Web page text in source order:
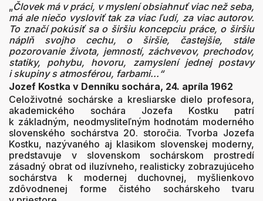
„Človek má v práci, v myslení obsiahnuť viac než seba,
má ale niečo vysloviť tak za viac ľudí, za viac autorov.
To značí pokúsiť sa o širšiu koncepciu práce, o širšiu
náplň svojho cechu, o širšie,
častejšie, stále
pozorovanie života, jemností, záchvevov, prechodov,
statiky,
pohybu, hovoru, zamyslení jednej postavy
i skupiny s atmosférou, farbami...“
Jozef Kostka v Denníku sochára, 24. apríla 1962
Celoživotné sochárske a kresliarske dielo profesora,
akademického sochára Jozefa Kostku patrí
k základným, neodmysliteľným hodnotám moderného
slovenského sochárstva 20. storočia. Tvorba Jozefa
Kostku, nazývaného aj klasikom slovenskej moderny,
predstavuje v slovenskom sochárskom prostredí
zásadný obrat od iluzívneho, realisticky zobrazujúceho
sochárstva k modernej duchovnej, myšlienkovo
zdôvodnenej forme čistého sochárskeho tvaru